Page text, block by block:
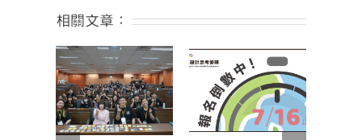
啟
智
技
藝
訓
練
相關文章：